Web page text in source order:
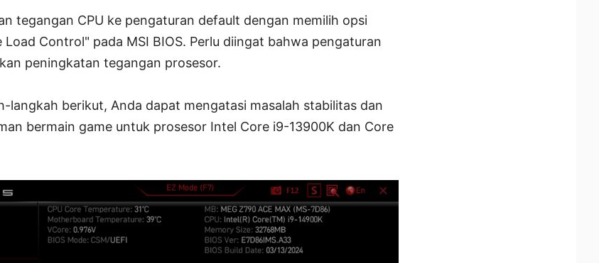
tegangan CPU ke pengaturan default dengan memilih opsi
Control" pada MSI BIOS. Perlu diingat bahwa pengaturan
peningkatan tegangan prosesor.
langkah berikut, Anda dapat mengatasi masalah stabilitas dan
bermain game untuk prosesor Intel Core i9-13900K dan Core